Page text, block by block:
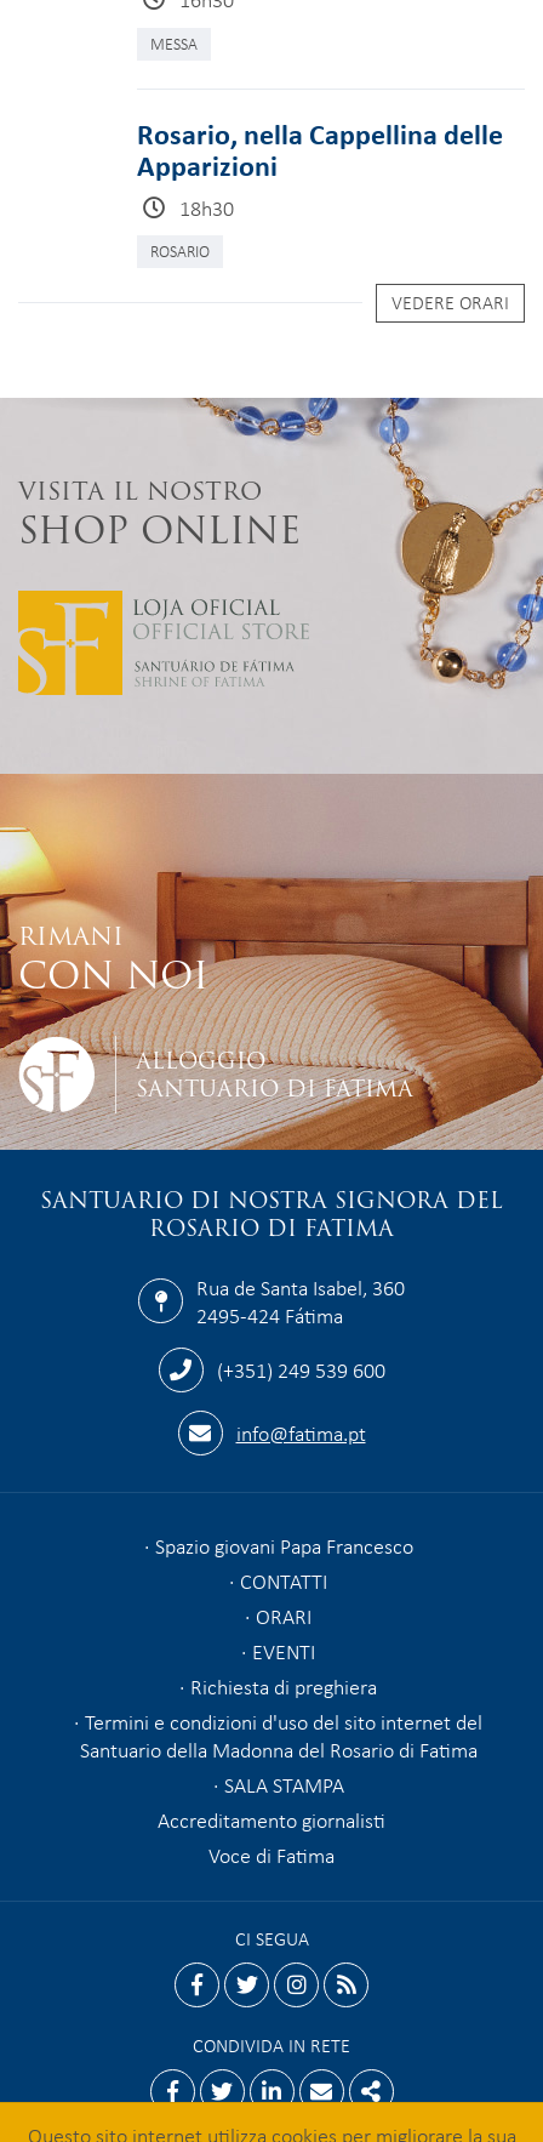
MESSA
Rosario, nella Cappellina delle
Apparizioni
18h30
ROSARIO
VEDERE ORARI
VISITA IL NOSTRO
SHOP ONLINE
RIMANI
CON NOI
ALLOGGIO
SANTUARIO DI FATIMA
SANTUARIO DI NOSTRA SIGNORA DEL
ROSARIO DI FATIMA
Rua de Santa Isabel, 360
2495-424 Fátima
(+351) 249 539 600
info@fatima.pt
Spazio giovani Papa Francesco
CONTATTI
ORARI
EVENTI
Richiesta di preghiera
Termini e condizioni d'uso del sito internet del
Santuario della Madonna del Rosario di Fatima
SALA STAMPA
Accreditamento giornalisti
Voce di Fatima
CI SEGUA
facebooktwitterinstagram
rss
CONDIVIDA IN RETE
FacebookTwitterLinkedinEmailShare
Questo sito internet utilizza cookies per migliorare la sua